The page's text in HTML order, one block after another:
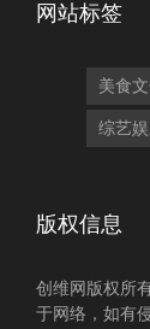
网站标签
美食
综艺
版权信息
创维网版权所
于网络，如有